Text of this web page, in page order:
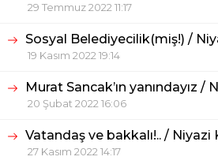
29 Temmuz 2022 11:17
Sosyal Belediyecilik(miş!) /
19 Kasım 2022 19:14
Murat Sancak’ın yanındayız /
20 Şubat 2022 16:06
Vatandaş ve bakkalı!.. / Niyazi
27 Kasım 2022 14:17